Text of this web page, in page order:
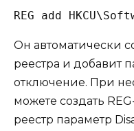
REG add
Он автоматически
реестра и добавит
отключение. При
можете создать
реестр параметр